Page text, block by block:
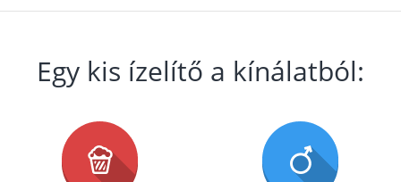
Egy kis ízelítő a kínálatból: